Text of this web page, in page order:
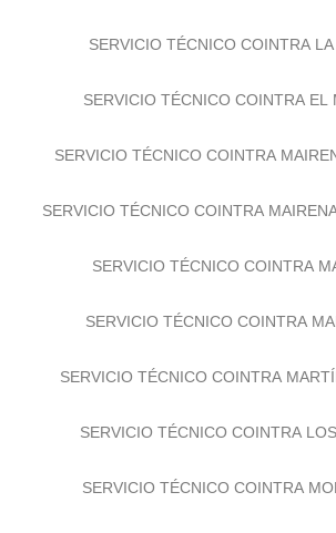
SERVICIO TÉCNICO COINTRA
SERVICIO TÉCNICO COINTRA EL
SERVICIO TÉCNICO COINTRA
SERVICIO TÉCNICO COINTRA
SERVICIO TÉCNICO COINTRA
SERVICIO TÉCNICO COINTRA
SERVICIO TÉCNICO COINTRA
SERVICIO TÉCNICO COINTRA
SERVICIO TÉCNICO COINTRA